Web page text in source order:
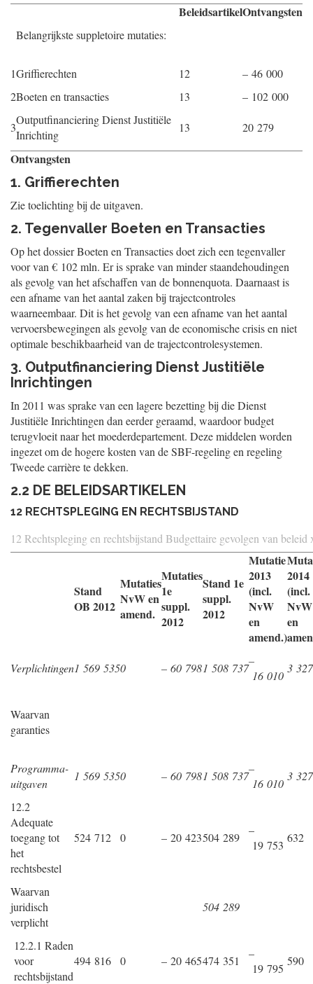
BeleidsartikelOntvangsten
Belangrijkste suppletoire mutaties:
1Griffierechten 12
– 46 000
2Boeten en transacties 13 – 102 000
3
Outputfinanciering Dienst Justitiële
Inrichting
13 20 279
Ontvangsten
1. Griffierechten
Zie toelichting bij de uitgaven.
2. Tegenvaller Boeten en Transacties
Op het dossier Boeten en Transacties doet zich een tegenvaller
voor van € 102 mln. Er is sprake van minder staandehoudingen
als gevolg van het afschaffen van de bonnenquota. Daarnaast is
een afname van het aantal zaken bij trajectcontroles
waarneembaar. Dit is het gevolg van een afname van het aantal
vervoersbewegingen als gevolg van de economische crisis en niet
optimale beschikbaarheid van de trajectcontrolesystemen.
3. Outputfinanciering Dienst Justitiële
Inrichtingen
In 2011 was sprake van een lagere bezetting bij die Dienst
Justitiële Inrichtingen dan eerder geraamd, waardoor budget
terugvloeit naar het moederdepartement. Deze middelen worden
ingezet om de hogere kosten van de SBF-regeling en regeling
Tweede carrière te dekken.
2.2 DE BELEIDSARTIKELEN
12 RECHTSPLEGING EN RECHTSBIJSTAND
12 Rechtspleging en rechtsbijstand Budgettaire gevolgen van
Stand
OB 2012
Mutaties
NvW en
amend.
Mutaties
1e
suppl.
2012
Stand 1e
suppl.
2012
Mutatie
2013
(incl.
NvW
en
amend.)
2014
(incl.
NvW
en
Verplichtingen1 569 5350 – 60 7981 508 737
–
16 010
3 327
Waarvan
garanties
Programma-
uitgaven
1 569 5350 – 60 7981 508 737
–
16 010
3 327
12.2
Adequate
toegang tot
het
rechtsbestel
524 712 0 – 20 423504 289
–
19 753
632
Waarvan
juridisch
verplicht
504 289
12.2.1 Raden
voor
rechtsbijstand
494 816 0 – 20 465474 351
–
19 795
590